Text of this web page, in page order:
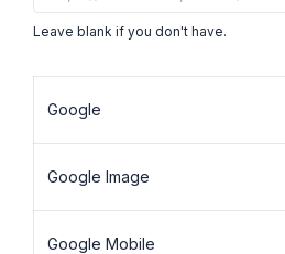
Leave blank if you don't have.
Google
Google Image
Google Mobile